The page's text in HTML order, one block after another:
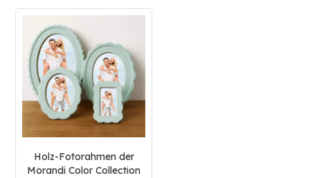
Holz-Fotorahmen der
Morandi Color Collection